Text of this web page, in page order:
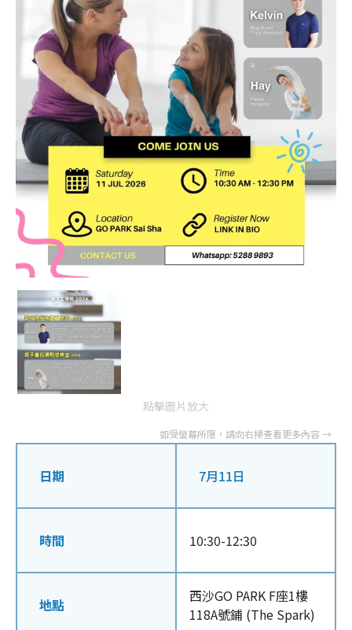
點擊圖片放大
日期 7月11日
時間 10:30-12:30
地點
西沙GO PARK F座1樓
118A號鋪 (The Spark)